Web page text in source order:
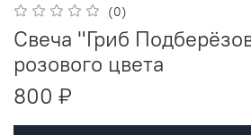
(0)
Свеча "Гриб
розового цвета
800 ₽